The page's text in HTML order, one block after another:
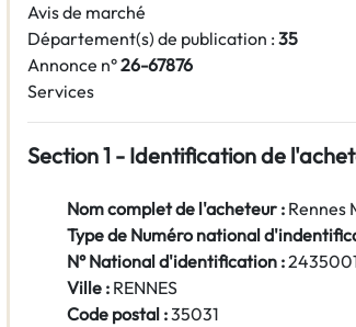
Avis de marché
Département(s) de publication : 35
Annonce n°26-67876
Services
Section 1 - Identification de
Nom complet de l'acheteur : Rennes
Type de Numéro national
N° National d'identification :
Ville : RENNES
Code postal :35031